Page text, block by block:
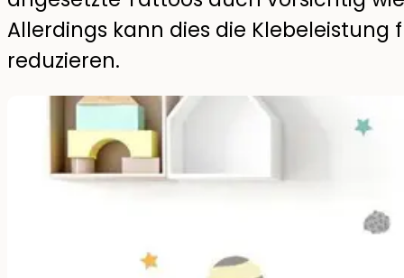
Allerdings kann dies die
reduzieren.